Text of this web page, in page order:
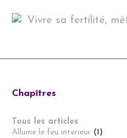
Vivre sa fertilité,
Chapîtres
Tous les articles
Allume le feu interieur (1)